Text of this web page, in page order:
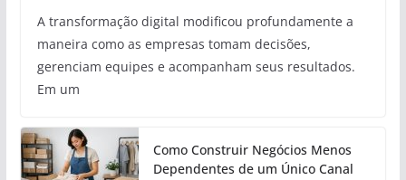
A transformação digital modificou profundamente a
maneira como as empresas tomam decisões,
gerenciam equipes e acompanham seus resultados.
Em um
Como Construir Negócios Menos
Dependentes de um Único Canal